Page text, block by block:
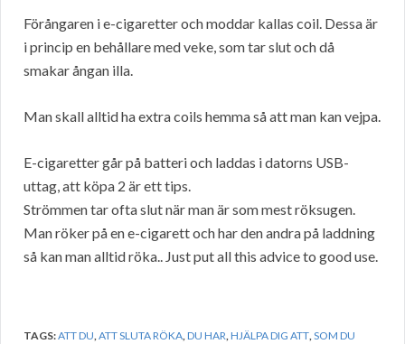
Förångaren i e-cigaretter och moddar kallas coil. Dessa är
i princip en behållare med veke, som tar slut och då
smakar ångan illa.
Man skall alltid ha extra coils hemma så att man kan vejpa.
E-cigaretter går på batteri och laddas i datorns USB-
uttag, att köpa 2 är ett tips.
Strömmen tar ofta slut när man är som mest röksugen.
Man röker på en e-cigarett och har den andra på laddning
så kan man alltid röka.. Just put all this advice to good use.
TAGS:ATT DU,ATT SLUTA RÖKA,DU HAR,HJÄLPA DIG ATT,SOM DU